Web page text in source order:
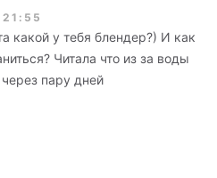
какой у тебя блендер?) И как
Читала что из за воды
пару дней